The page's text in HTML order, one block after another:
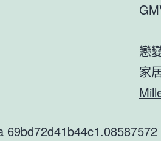
戀
家
69bd72d41b44c1.08587572